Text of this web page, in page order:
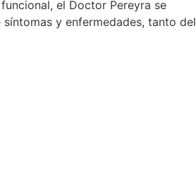
el Doctor Pereyra se
y enfermedades, tanto del